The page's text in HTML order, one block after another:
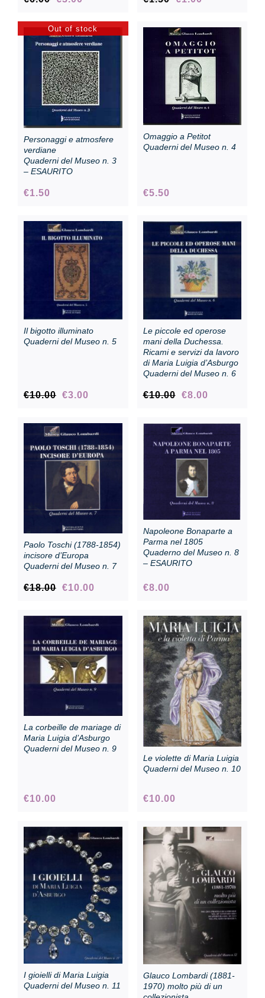
was:
€6.00.
is:
€3.00.
€1.50.€1.00.
Out of stock
Personaggi e atmosfere
verdiane
Quaderni del Museo n. 3
– ESAURITO
€1.50
Omaggio a Petitot
Quaderni del Museo n. 4
€5.50
Il bigotto illuminato
Quaderni del Museo n. 5
€10.00 Original
€10.00.
€3.00
€3.00.
Le piccole ed operose
mani della Duchessa.
Ricami e servizi da lavoro
di Maria Luigia d’Asburgo
Quaderni del Museo n. 6
€10.00
Original
€10.00.
€8.00Current
€8.00.
Paolo Toschi (1788-1854)
incisore d’Europa
Quaderni del Museo n. 7
€18.00 Original
€18.00.
€10.00
€10.00.
Napoleone Bonaparte a
Parma nel 1805
Quaderno del Museo n. 8
– ESAURITO
€8.00
La corbeille de mariage di
Maria Luigia d’Asburgo
Quaderni del Museo n. 9
€10.00
Le violette di Maria Luigia
Quaderni del Museo n. 10
€10.00
I gioielli di Maria Luigia
Quaderni del Museo n. 11
Glauco Lombardi (1881-
1970) molto più di un